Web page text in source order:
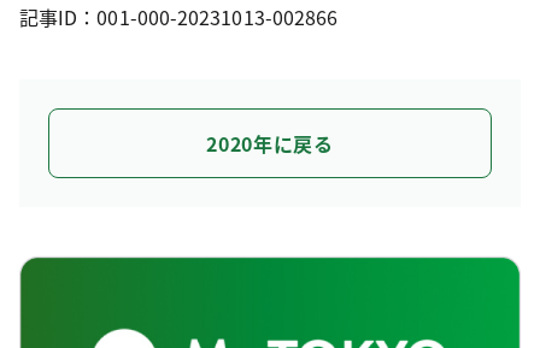
記事ID：001-000-20231013-002866
2020年に戻る